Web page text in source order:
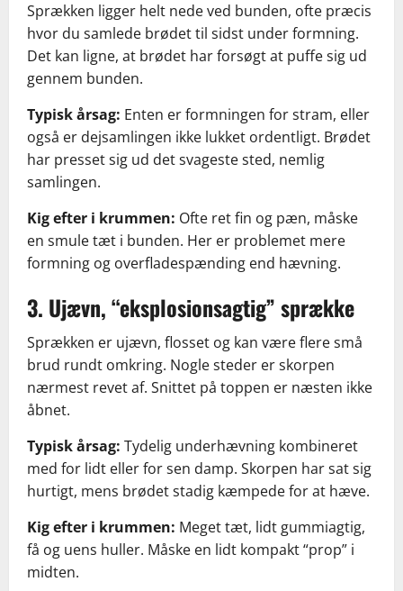
Sprækken ligger helt nede ved bunden, ofte præcis
hvor du samlede brødet til sidst under formning.
Det kan ligne, at brødet har forsøgt at puffe sig ud
gennem bunden.
Typisk årsag: Enten er formningen for stram, eller
også er dejsamlingen ikke lukket ordentligt. Brødet
har presset sig ud det svageste sted, nemlig
samlingen.
Kig efter i krummen: Ofte ret fin og pæn, måske
en smule tæt i bunden. Her er problemet mere
formning og overfladespænding end hævning.
3. Ujævn, “eksplosionsagtig” sprække
Sprækken er ujævn, flosset og kan være flere små
brud rundt omkring. Nogle steder er skorpen
nærmest revet af. Snittet på toppen er næsten ikke
åbnet.
Typisk årsag: Tydelig underhævning kombineret
med for lidt eller for sen damp. Skorpen har sat sig
hurtigt, mens brødet stadig kæmpede for at hæve.
Kig efter i krummen: Meget tæt, lidt gummiagtig,
få og uens huller. Måske en lidt kompakt “prop” i
midten.